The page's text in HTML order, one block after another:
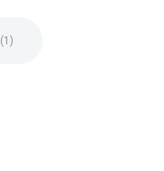
(1)